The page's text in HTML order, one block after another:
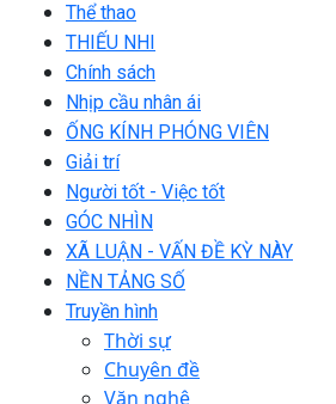
Thể thao
THIẾU NHI
Chính sách
Nhịp cầu nhân ái
ỐNG KÍNH PHÓNG VIÊN
Giải trí
Người tốt - Việc tốt
GÓC NHÌN
XÃ LUẬN - VẤN ĐỀ KỲ NÀY
NỀN TẢNG SỐ
Truyền hình
Thời sự
Chuyên đề
Văn nghệ